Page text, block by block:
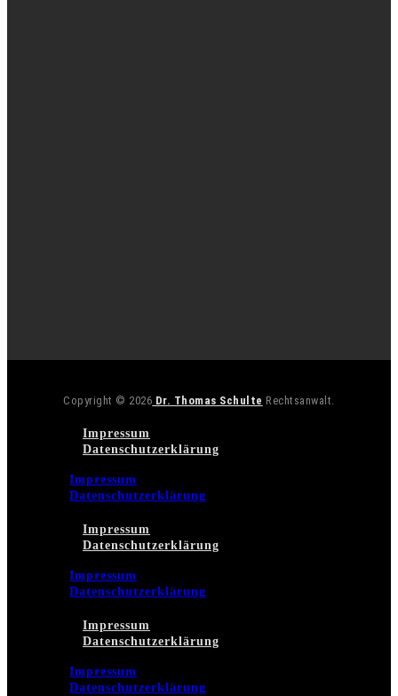
Copyright © 2026 Dr. Thomas Schulte Rechtsanwalt.
Impressum
Datenschutzerklärung
Impressum
Datenschutzerklärung
Impressum
Datenschutzerklärung
Impressum
Datenschutzerklärung
Impressum
Datenschutzerklärung
Impressum
Datenschutzerklärung